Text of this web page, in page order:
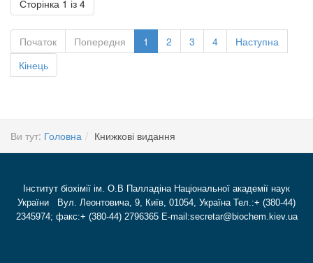
Сторінка 1 із 4
Початок Попередня 1 2 3 4
Наступна
Кінець
Ви тут: Головна Книжкові видання
Інститут біохімії ім. О.В Палладіна Національної академії наук
України Вул. Леонтовича, 9, Київ, 01054, Україна Тел.:+ (380-44)
2345974; факс:+ (380-44) 2796365 E-mail:secretar@biochem.kiev.ua